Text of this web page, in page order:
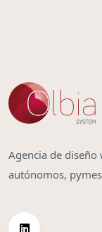
Agencia de
autónomos,